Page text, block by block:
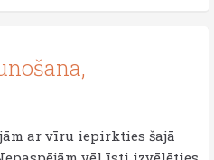
ar vīru iepirkties šajā